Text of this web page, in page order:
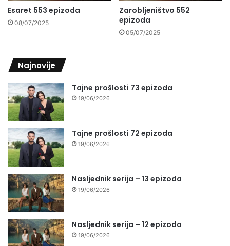
Esaret 553 epizoda
08/07/2025
Zarobljeništvo 552
epizoda
05/07/2025
Najnovije
Tajne prošlosti 73 epizoda
19/06/2026
Tajne prošlosti 72 epizoda
19/06/2026
Nasljednik serija – 13 epizoda
19/06/2026
Nasljednik serija – 12 epizoda
19/06/2026